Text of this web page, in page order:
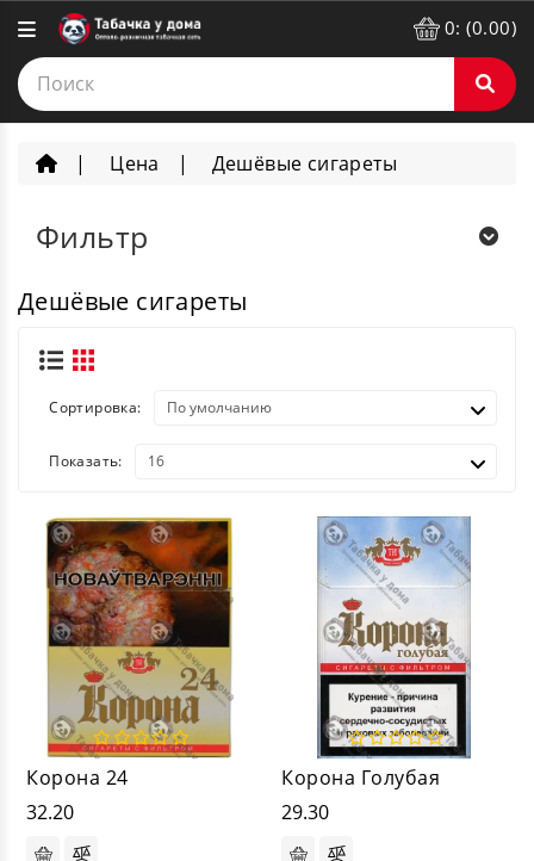
0: (0.00)
Цена Дешёвые сигареты
Фильтр
Дешёвые сигареты
Сортировка:
Показать:
Корона 24
32.20
Корона Голубая
29.30